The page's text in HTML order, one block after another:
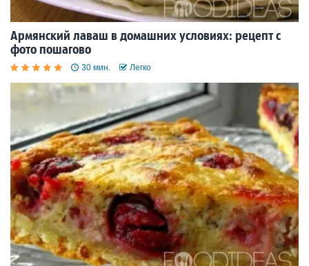
Армянский лаваш в домашних условиях: рецепт с
фото пошагово
30 мин. Легко